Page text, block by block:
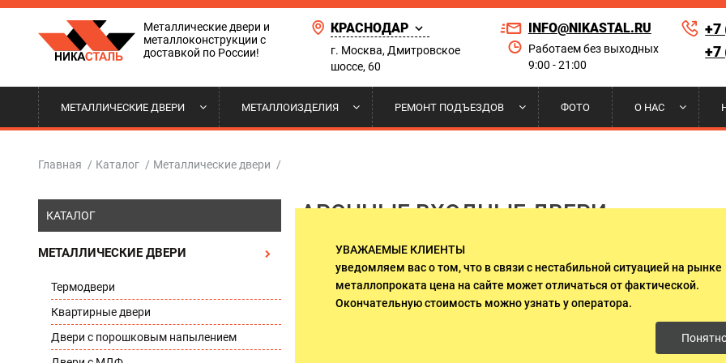
Металлические двери и
металлоконструкции с
доставкой по России!
КРАСНОДАР
г. Москва, Дмитровское
шоссе, 60
INFO@NIKASTAL.RU
Работаем без выходных
9:00 - 21:00
+7
+7
МЕТАЛЛИЧЕСКИЕ ДВЕРИ
ТЕРМОДВЕРИ
АРОЧНЫЕ ДВЕРИ ДВЕРИ ИЗ МАССИВА ДЕРЕВА
ДВЕРИ В КОТТЕДЖ И ДОМ ДВЕРИ СО СТЕКЛОМ И КОВКОЙ
ДВЕРИ В ОФИС ДВЕРИ ДЛЯ ДАЧИ
ПОДЪЕЗДНЫЕ ДВЕРИ ДВЕРИ С ОСТЕКЛЕНИЕМ
МЕТАЛЛОИЗДЕЛИЯ
СТАВНИ НА ОКНА
КОЗЫРЬКИ НАД КРЫЛЬЦОМ
РЕМОНТ ПОДЪЕЗДОВ
ДВЕРИ ВХОДНОЙ ГРУППЫ
ДВЕРИ ДЛЯ ТЕХНИЧЕСКИХ
ЛЕСТНИЧНЫЕ МАРШИ
ФОТО О НАС
НАШИ РАБОТЫ
ОПЛАТА И ГАРАНТИИ СЕРТИФИКАТЫ
Главная / Каталог / Металлические двери /
АРОЧНЫЕ ВХОДНЫЕ ДВЕРИ
КАТАЛОГ
МЕТАЛЛИЧЕСКИЕ ДВЕРИ
Термодвери
Квартирные двери
Двери с порошковым напылением
УВАЖАЕМЫЕ КЛИЕНТЫ
уведомляем вас о том, что в связи с нестабильной ситуацией на рынке
металлопроката цена на сайте может отличаться от фактической.
Окончательную стоимость можно узнать у оператора.